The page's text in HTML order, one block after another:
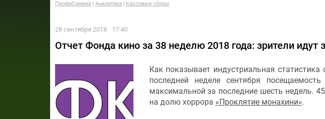
ПрофиСинема Аналитика Кассовые сборы
28 сентября 2018 17:40
Отчет Фонда кино за 38 неделю 2018 года: зрители идут
Как показывает индустриальная
последней неделе сентября
максимальной за последние шесть недель.
на долю хоррора «Проклятие монахини».